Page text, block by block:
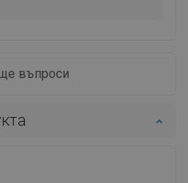
въпроси